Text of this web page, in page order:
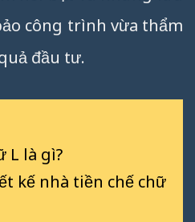
công trình vừa thẩm
đầu tư.
L là gì?
kế nhà tiền chế chữ